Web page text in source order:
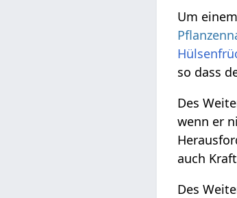
Um
so dass
Des
wenn er
auch
Des